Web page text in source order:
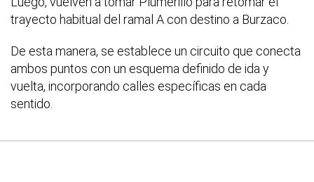
trayecto habitual del ramal A con destino a Burzaco.
De esta manera, se establece un circuito que conecta
ambos puntos con un esquema definido de ida y
vuelta, incorporando calles específicas en cada
sentido.